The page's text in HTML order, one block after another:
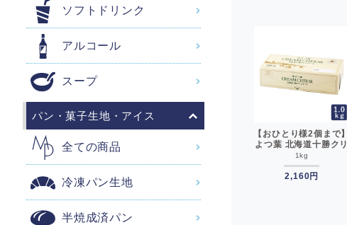
よつ葉 北海道バターミ
ルクパウダー 1kg よつ
ば__
1,982円
700g よつば__
【おひとり様2個まで】
よつ葉 北海道十勝クリ
ームチーズ（B） 1kg
チーズ よつば__
1kg
2,160円
ソフトドリンク
アルコール
スープ
パン・菓子生地・アイス
全ての商品
冷凍パン生地
半焼成済パン